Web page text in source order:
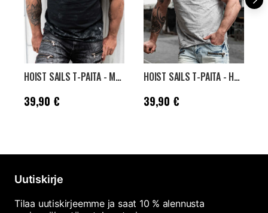
HOIST SAILS T-PAITA - MUSTA
Hinta:39,90 €
39,90 €
HOIST SAILS T-PAITA - HARMAA
Hinta:39,90 €
39,90 €
Uutiskirje
Tilaa uutiskirjeemme ja saat 10 % alennusta